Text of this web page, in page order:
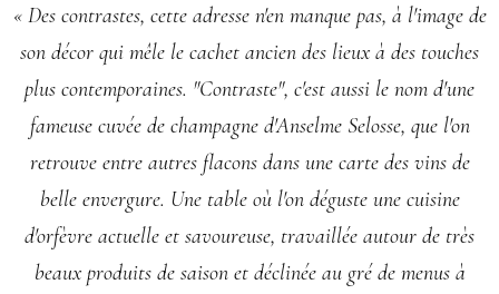
« Des contrastes, cette adresse n'en manque pas, à l'image de
son décor qui mêle le cachet ancien des lieux à des touches
plus contemporaines. "Contraste", c'est aussi le nom d'une
fameuse cuvée de champagne d'Anselme Selosse, que l'on
retrouve entre autres flacons dans une carte des vins de
belle envergure. Une table où l'on déguste une cuisine
d'orfèvre actuelle et savoureuse, travaillée autour de très
beaux produits de saison et déclinée au gré de menus à